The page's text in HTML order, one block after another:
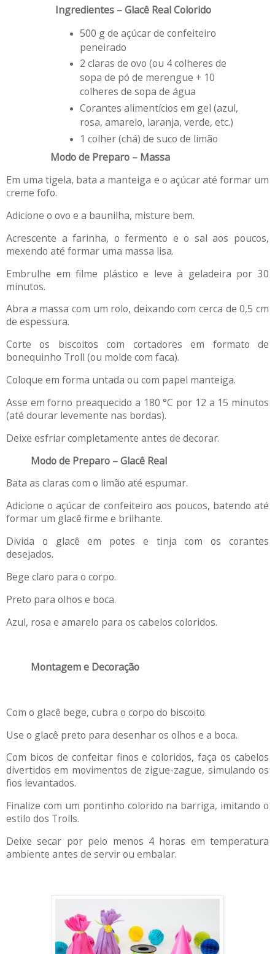
Ingredientes – Glacê Real Colorido
500 g de açúcar de confeiteiro
peneirado
2 claras de ovo (ou 4 colheres de
sopa de pó de merengue + 10
colheres de sopa de água
Corantes alimentícios em gel (azul,
rosa, amarelo, laranja, verde, etc.)
1 colher (chá) de suco de limão
Modo de Preparo – Massa
Em uma tigela, bata a manteiga e o açúcar até formar um
creme fofo.
Adicione o ovo e a baunilha, misture bem.
Acrescente a farinha, o fermento e o sal aos poucos,
mexendo até formar uma massa lisa.
Embrulhe em filme plástico e leve à geladeira por 30
minutos.
Abra a massa com um rolo, deixando com cerca de 0,5 cm
de espessura.
Corte os biscoitos com cortadores em formato de
bonequinho Troll (ou molde com faca).
Coloque em forma untada ou com papel manteiga.
Asse em forno preaquecido a 180 °C por 12 a 15 minutos
(até dourar levemente nas bordas).
Deixe esfriar completamente antes de decorar.
Modo de Preparo – Glacê Real
Bata as claras com o limão até espumar.
Adicione o açúcar de confeiteiro aos poucos, batendo até
formar um glacê firme e brilhante.
Divida o glacê em potes e tinja com os corantes
desejados.
Bege claro para o corpo.
Preto para olhos e boca.
Azul, rosa e amarelo para os cabelos coloridos.
Montagem e Decoração
Com o glacê bege, cubra o corpo do biscoito.
Use o glacê preto para desenhar os olhos e a boca.
Com bicos de confeitar finos e coloridos, faça os cabelos
divertidos em movimentos de zigue-zague, simulando os
fios levantados.
Finalize com um pontinho colorido na barriga, imitando o
estilo dos Trolls.
Deixe secar por pelo menos 4 horas em temperatura
ambiente antes de servir ou embalar.